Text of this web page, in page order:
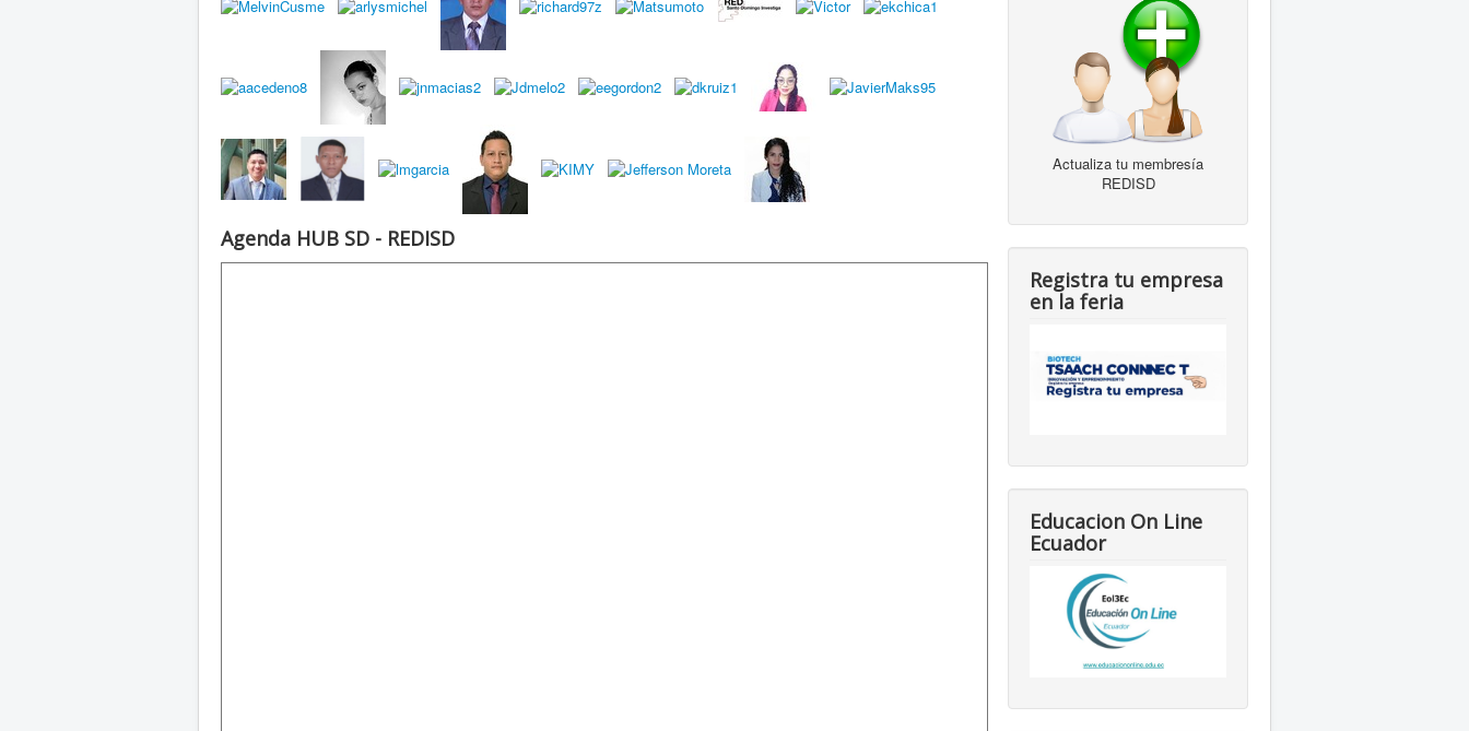
Agenda HUB SD - REDISD
Actualiza tu membresía
REDISD
Registra tu empresa
en la feria
Educacion On Line
Ecuador